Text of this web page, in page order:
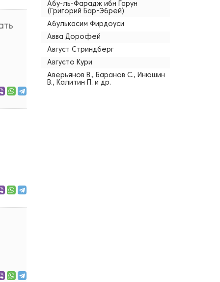
Абу-ль-Фарадж ибн Гарун
(Григорий Бар-Эбрей)
Абулькасим Фирдоуси
Авва Дорофей
Август Стриндберг
Августо Кури
Аверьянов В., Баранов С., Инюшин
В., Калитин П. и др.